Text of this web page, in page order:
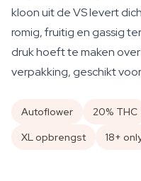
kloon uit de VS levert
romig, fruitig en gassig
druk hoeft te maken
verpakking, geschikt
Autoflower 20% THC
XL opbrengst
18+